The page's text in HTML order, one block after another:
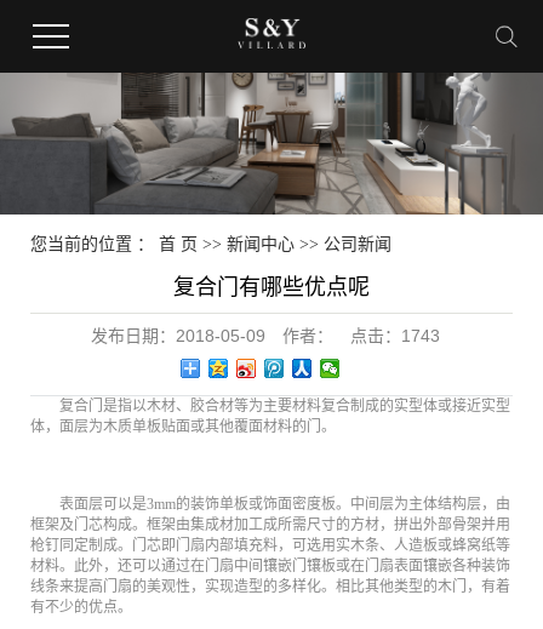
您当前的位置 ： 首 页 >> 新闻中心 >> 公司新闻
复合门有哪些优点呢
发布日期： 2018-05-09 作者： 点击： 1743
复合门是指以木材、胶合材等为主要材料复合制成的实型体或接近实型
体，面层为木质单板贴面或其他覆面材料的门。
表面层可以是3mm的装饰单板或饰面密度板。中间层为主体结构层，由
框架及门芯构成。框架由集成材加工成所需尺寸的方材，拼出外部骨架并用
枪钉同定制成。门芯即门扇内部填充料，可选用实木条、人造板或蜂窝纸等
材料。此外，还可以通过在门扇中间镶嵌门镶板或在门扇表面镶嵌各种装饰
线条来提高门扇的美观性，实现造型的多样化。相比其他类型的木门，有着
有不少的优点。